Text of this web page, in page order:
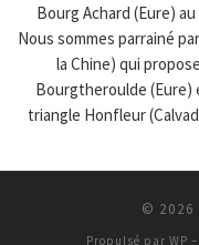
Bourg Achard (Eure)
Nous sommes parrainé
la Chine) qui
Bourgtheroulde (Eure)
triangle Honfleur
© 2026
Propulsé par WP